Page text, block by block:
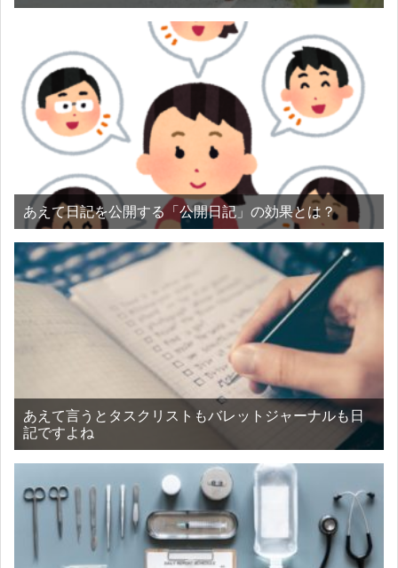
あえて日記を公開する「公開日記」の効果とは？
あえて言うとタスクリストもバレットジャーナルも日
記ですよね